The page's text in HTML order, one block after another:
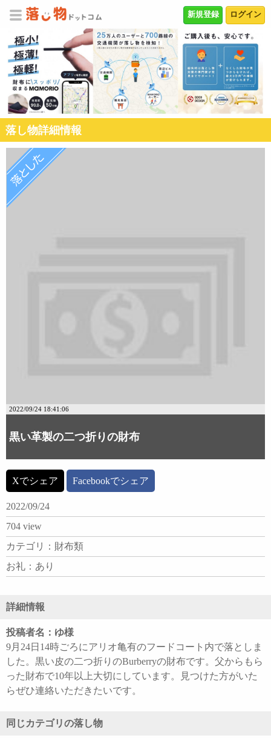
ログイン
新規登録
落し物詳細情報
2022/09/24 18:41:06
黒い革製の二つ折りの財布
Xでシェア Facebookでシェア
2022/09/24
704 view
カテゴリ：財布類
お礼：あり
詳細情報
投稿者名：ゆ様
9月24日14時ごろにアリオ亀有のフードコート内で落としま
した。黒い皮の二つ折りのBurberryの財布です。父からもら
った財布で10年以上大切にしています。見つけた方がいた
らぜひ連絡いただきたいです。
同じカテゴリの落し物